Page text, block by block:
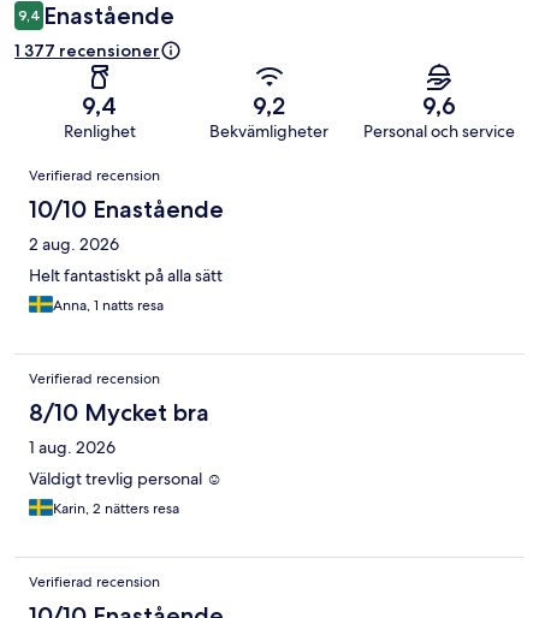
9,4 Enastående
1 377 recensioner
9,4
Renlighet
9,2
Bekvämligheter
9,6
Personal och service
Recensioner
Verifierad recension
10/10 Enastående
2 aug. 2026
Helt fantastiskt på alla sätt
Anna, 1 natts resa
Verifierad recension
8/10 Mycket bra
1 aug. 2026
Väldigt trevlig personal ☺️
Karin, 2 nätters resa
Verifierad recension